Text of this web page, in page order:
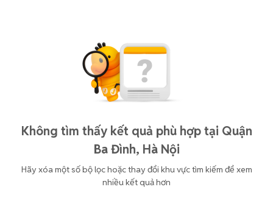
Không tìm thấy kết quả phù hợp tại Quận
Ba Đình, Hà Nội
Hãy xóa một số bộ lọc hoặc thay đổi khu vực tìm kiếm để xem
nhiều kết quả hơn